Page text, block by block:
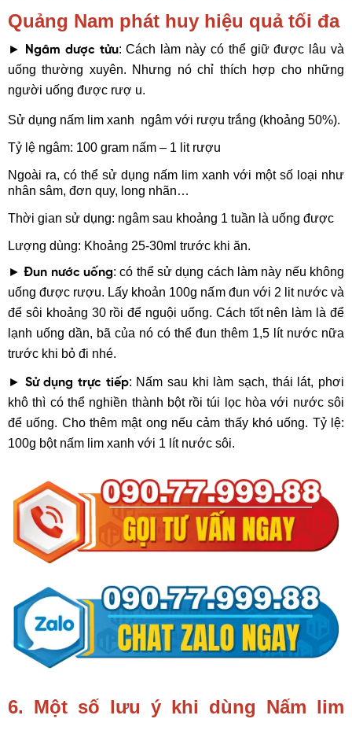
Quảng Nam phát huy hiệu quả tối đa
► Ngâm dược tửu: Cách làm này có thể giữ được lâu và
uống thường xuyên. Nhưng nó chỉ thích hợp cho những
người uống được rượ u.
Sử dụng nấm lim xanh ngâm với rượu trắng (khoảng 50%).
Tỷ lệ ngâm: 100 gram nấm – 1 lit rượu
Ngoài ra, có thể sử dụng nấm lim xanh với một số loại như
nhân sâm, đơn quy, long nhãn…
Thời gian sử dụng: ngâm sau khoảng 1 tuần là uống được
Lượng dùng: Khoảng 25-30ml trước khi ăn.
►Đun nước uống: có thể sử dụng cách làm này nếu không
uống được rượu. Lấy khoản 100g nấm đun với 2 lit nước và
để sôi khoảng 30 rồi để nguội uống. Cách tốt nên làm là để
lạnh uống dần, bã của nó có thể đun thêm 1,5 lít nước nữa
trước khi bỏ đi nhé.
► Sử dụng trực tiếp: Nấm sau khi làm sạch, thái lát, phơi
khô thì có thể nghiền thành bột rồi túi lọc hòa với nước sôi
để uống. Cho thêm mật ong nếu cảm thấy khó uống. Tỷ lệ:
100g bột nấm lim xanh với 1 lít nước sôi.
6. Một số lưu ý khi dùng Nấm lim